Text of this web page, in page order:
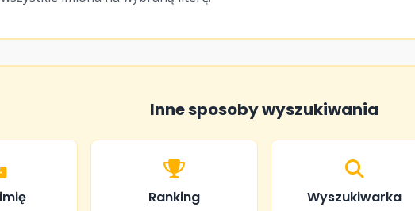
Inne sposoby wyszukiwania
Ranking Wyszukiwarka